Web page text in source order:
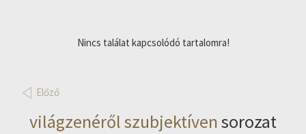
Nincs találat kapcsolódó tartalomra!
Előző
világzenéről szubjektívensorozat